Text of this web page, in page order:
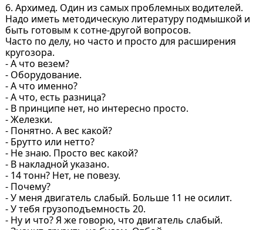
6. Архимед. Один из самых проблемных водителей.
Надо иметь методическую литературу подмышкой и
быть готовым к сотне-другой вопросов.
Часто по делу, но часто и просто для расширения
кругозора.
- А что везем?
- Оборудование.
- А что именно?
- А что, есть разница?
- В принципе нет, но интересно просто.
- Железки.
- Понятно. А вес какой?
- Брутто или нетто?
- Не знаю. Просто вес какой?
- В накладной указано.
- 14 тонн? Нет, не повезу.
- Почему?
- У меня двигатель слабый. Больше 11 не осилит.
- У тебя грузоподъемность 20.
- Ну и что? Я же говорю, что двигатель слабый.